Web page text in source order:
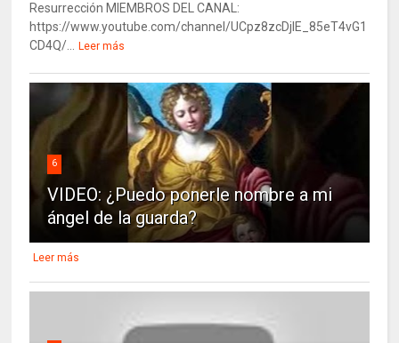
Resurrección MIEMBROS DEL CANAL:
https://www.youtube.com/channel/UCpz8zcDjlE_85eT4vG1
CD4Q/... Leer más
6
VIDEO: ¿Puedo ponerle nombre a mi
ángel de la guarda?
Leer más